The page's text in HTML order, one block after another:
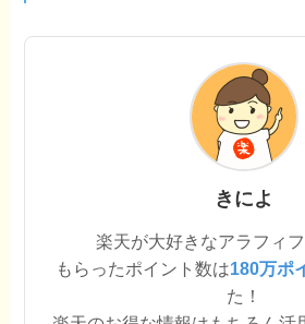
きによ
楽天が大好きなアラフィフ
もらったポイント数は180万ポ
た！